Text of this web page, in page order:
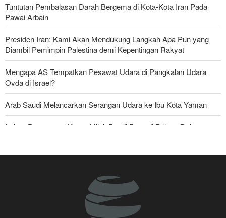
Tuntutan Pembalasan Darah Bergema di Kota-Kota Iran Pada
Pawai Arbain
Presiden Iran: Kami Akan Mendukung Langkah Apa Pun yang
Diambil Pemimpin Palestina demi Kepentingan Rakyat
Mengapa AS Tempatkan Pesawat Udara di Pangkalan Udara
Ovda di Israel?
Arab Saudi Melancarkan Serangan Udara ke Ibu Kota Yaman
Imbas Pernyataan Kasar Milei; Brasil Panggil Pulang Dubes
Militer Yaman Serang Kapal Tanker Minyak Saudi
Skandal Persenjataan: Dokumen Bocor Ungkap Penjualan Drone
dan Rudal Israel ke UEA Miliaran Dolar